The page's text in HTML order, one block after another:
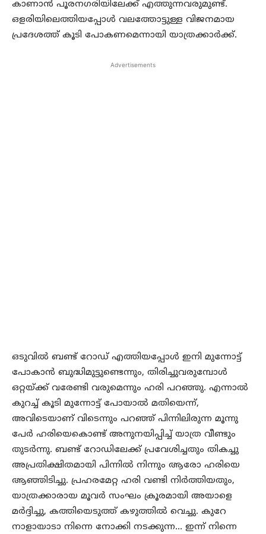
കാണാന്‍ പൂരനഗരിയിലേക്ക് എത്തുന്നവരുമുണ്ട്.
ഒളരിയിലെത്തിയപ്പോള്‍ വലത്തോട്ടുള്ള വിജനമായ
പ്രദേശത്ത് കൂടി പോകണമെന്നായി യാത്രക്കാര്‍ക്ക്.
Advertisements
ഒടുവില്‍ ബണ്ട് റോഡ് എത്തിയപ്പോള്‍ ഇനി മുന്നോട്ട്
പോകാന്‍ ബുദ്ധിമുട്ടുണ്ടെന്നും, തിരിച്ചുവരുമ്പോള്‍
ഒറ്റയ്ക്ക് വരേണ്ടി വരുമെന്നും ഹരി പറഞ്ഞു. എന്നാല്‍
കുറച്ച് കൂടി മുന്നോട്ട് പോയാല്‍ മതിയെന്ന്,
അവിടെയാണ് വിടെന്നും പറഞ്ഞ് പിന്നിലിരുന്ന മൂന്നു
പേര്‍ ഹരിയെകൊണ്ട് അനുനയിപ്പിച്ച് യാത്ര വീണ്ടും
തുടര്‍ന്നു. ബണ്ട് റോഡിലേക്ക് പ്രവേശിച്ചതും തികച്ചു
അപ്രതിക്ഷിതമായി പിന്നില്‍ നിന്നും ആരോ ഹരിയെ
ആഞ്ഞിടിച്ചു. പ്രഹരമേറ്റ ഹരി വണ്ടി നിര്‍ത്തിയതും,
യാത്രക്കാരായ മൂവര്‍ സംഘം ക്രൂരമായി അയാളെ
മര്‍ദ്ദിച്ചു, കത്തിയെടുത്ത് കഴുത്തില്‍ വെച്ചു. കുറേ
നാളായാടാ നിന്നെ നോക്കി നടക്കുന്ന… ഇന്ന് നിന്നെ